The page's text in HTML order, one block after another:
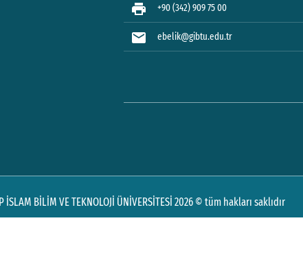
print +90 (342) 909 75 00
mail ebelik@gibtu.edu.tr
İSLAM BİLİM VE TEKNOLOJİ ÜNİVERSİTESİ 2026 © tüm hakları saklıdır